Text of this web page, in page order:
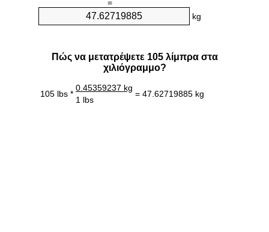
=
kg
Πώς να μετατρέψετε 105 λίμπρα στα
χιλιόγραμμο?
105 lbs *
0.45359237 kg
= 47.62719885 kg
1 lbs